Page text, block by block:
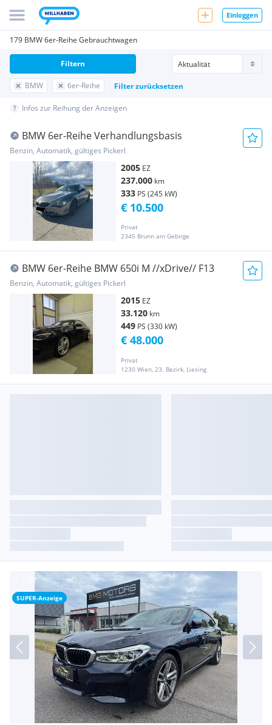
Einloggen
179 BMW 6er-Reihe Gebrauchtwagen
BMW 6er-Reihe Filter zurücksetzen
Filtern
Infos zur Reihung der Anzeigen
BMW 6er-Reihe Verhandlungsbasis
Benzin, Automatik, gültiges Pickerl
2005 EZ
237.000 km
333 PS (245 kW)
Privat
2345 Brunn am Gebirge
€ 10.500
BMW 6er-Reihe BMW 650i M //xDrive// F13
Benzin, Automatik, gültiges Pickerl
2015 EZ
33.120 km
449 PS (330 kW)
Privat
1230 Wien, 23. Bezirk, Liesing
€ 48.000
SUPER-Anzeige